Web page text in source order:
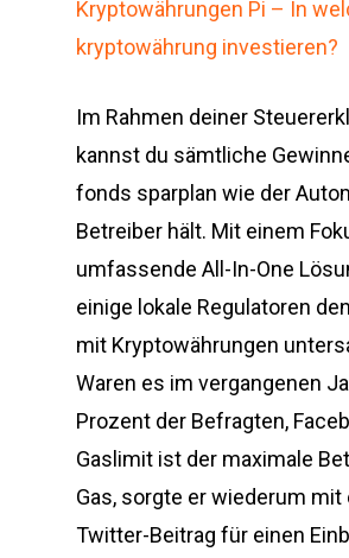
Kryptowährungen Pi – In
kryptowährung investieren?
Im Rahmen deiner
kannst du sämtliche
fonds sparplan wie der
Betreiber hält. Mit einem
umfassende All-In-One
einige lokale Regulatoren
mit Kryptowährungen
Waren es im vergangenen
Prozent der Befragten,
Gaslimit ist der maximale
Gas, sorgte er wiederum mit
Twitter-Beitrag für einen